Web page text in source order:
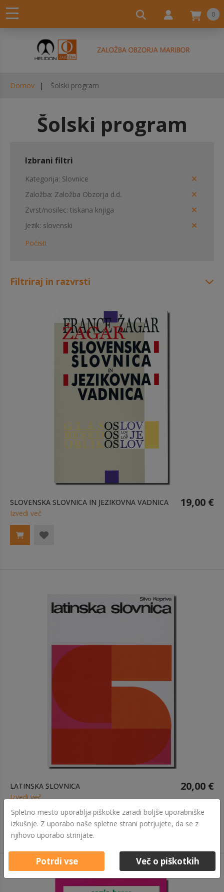
0
Domov Šolski program
Šolski program
SLOVENSKA SLOVNICA IN JEZIKOVNA VADNICA 19,00 €
Izvedi več
LATINSKA SLOVNICA 20,00 €
Izvedi več
Izbrani filtri
Kategorija Slovnice
Založba Založba Obzorja d.d.
Zvrst/nosilec tiskana knjiga
Jezik slovenski
Počisti
Filtriraj in razvrsti
Spletno mesto uporablja piškotke zaradi boljše uporabniške
izkušnje. Z uporabo naše spletne strani potrjujete, da se z
njihovo uporabo strinjate.
Potrdi vse Več o piškotkih